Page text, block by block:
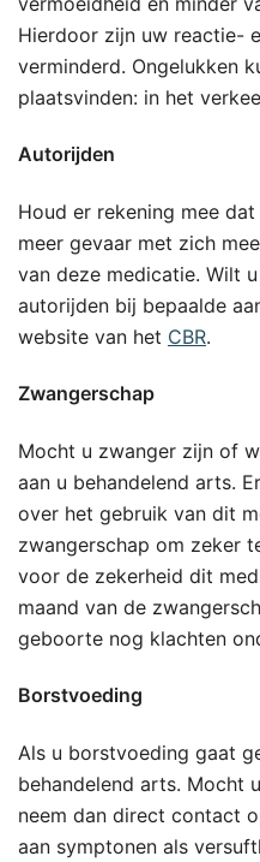
Hierdoor zijn uw reactie-
verminderd. Ongelukken
plaatsvinden: in het
Autorijden
Houd er rekening mee
meer gevaar met zich
van deze medicatie. Wilt
autorijden bij bepaalde
website van het CBR.
Zwangerschap
Mocht u zwanger zijn of
aan u behandelend arts.
over het gebruik van dit
zwangerschap om zeker
voor de zekerheid dit
maand van de
geboorte nog klachten
Borstvoeding
Als u borstvoeding gaat
behandelend arts. Mocht
neem dan direct contact
aan symptonen als